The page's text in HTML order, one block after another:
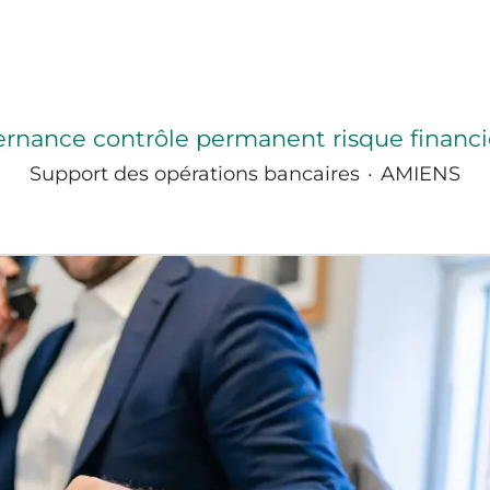
contrôle permanent risque
Support des opérations bancaires · AMIENS